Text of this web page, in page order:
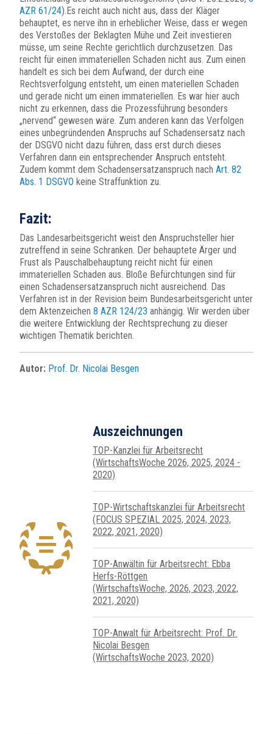
AZR 61/24).Es reicht auch nicht aus, dass der Kläger
behauptet, es nerve ihn in erheblicher Weise, dass er wegen
des Verstoßes der Beklagten Mühe und Zeit investieren
müsse, um seine Rechte gerichtlich durchzusetzen. Das
reicht für einen immateriellen Schaden nicht aus. Zum einen
handelt es sich bei dem Aufwand, der durch eine
Rechtsverfolgung entsteht, um einen materiellen Schaden
und gerade nicht um einen immateriellen. Es war hier auch
nicht zu erkennen, dass die Prozessführung besonders
„nervend“ gewesen wäre. Zum anderen kann das Verfolgen
eines unbegründenden Anspruchs auf Schadensersatz nach
der DSGVO nicht dazu führen, dass erst durch dieses
Verfahren dann ein entsprechender Anspruch entsteht.
Zudem kommt dem Schadensersatzanspruch nach Art. 82
Abs. 1 DSGVO keine Straffunktion zu.
Fazit:
Das Landesarbeitsgericht weist den Anspruchsteller hier
zutreffend in seine Schranken. Der behauptete Ärger und
Frust als Pauschalbehauptung reicht nicht für einen
immateriellen Schaden aus. Bloße Befürchtungen sind für
einen Schadensersatzanspruch nicht ausreichend. Das
Verfahren ist in der Revision beim Bundesarbeitsgericht unter
dem Aktenzeichen 8 AZR 124/23 anhängig. Wir werden über
die weitere Entwicklung der Rechtsprechung zu dieser
wichtigen Thematik berichten.
Autor: Prof. Dr. Nicolai Besgen
Auszeichnungen
TOP-Kanzlei für Arbeitsrecht
(WirtschaftsWoche 2026, 2025, 2024 -
2020)
TOP-Wirtschafts­kanzlei für Arbeits­recht
(FOCUS SPEZIAL 2025, 2024, 2023,
2022, 2021, 2020)
TOP-Anwältin für Arbeitsrecht: Ebba
Herfs-Röttgen
(WirtschaftsWoche, 2026, 2023, 2022,
2021, 2020)
TOP-Anwalt für Arbeitsrecht: Prof. Dr.
Nicolai Besgen
(WirtschaftsWoche 2023, 2020)